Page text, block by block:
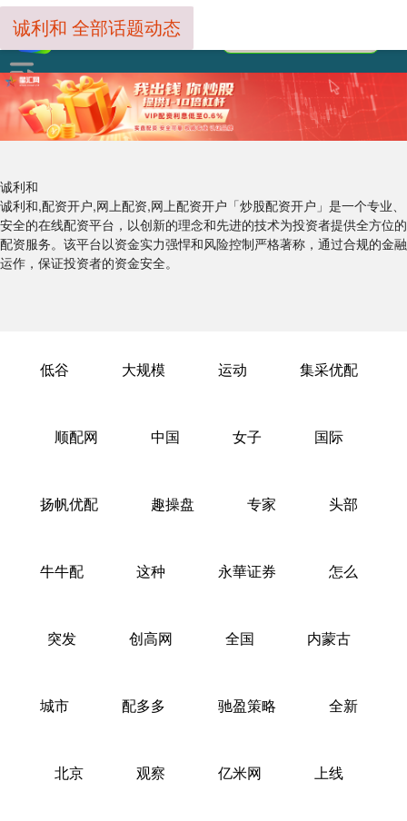
诚利和
诚利和,配资开户,网上配资,网上配资开户「炒股配资开户」是一个专业、
安全的在线配资平台，以创新的理念和先进的技术为投资者提供全方位的
配资服务。该平台以资金实力强悍和风险控制严格著称，通过合规的金融
运作，保证投资者的资金安全。
诚利和 全部话题动态
低谷 大规模 运动 集采优配
顺配网 中国 女子 国际
扬帆优配 趣操盘 专家 头部
牛牛配 这种 永華证券 怎么
突发 创高网 全国 内蒙古
城市 配多多 驰盈策略 全新
北京 观察 亿米网 上线